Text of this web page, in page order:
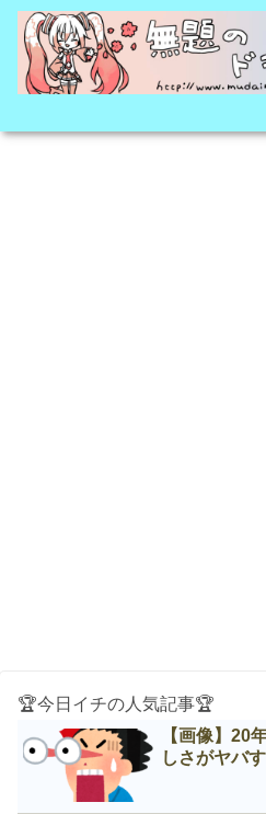
🏆今日イチの人気記事🏆
【画像】20
しさがヤバ